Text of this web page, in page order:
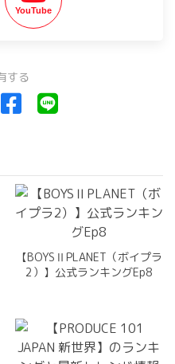
YouTube
する
【BOYSⅡPLANET（ボイプラ
2）】公式ランキングEp8